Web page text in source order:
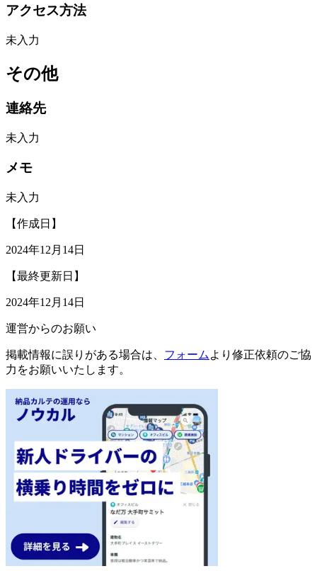
アクセス方法
未入力
その他
連絡先
未入力
メモ
未入力
【作成日】
2024年12月14日
【最終更新日】
2024年12月14日
運営からのお願い
掲載情報に誤りがある場合は、 フォーム より修正依頼のご協
力をお願いいたします。